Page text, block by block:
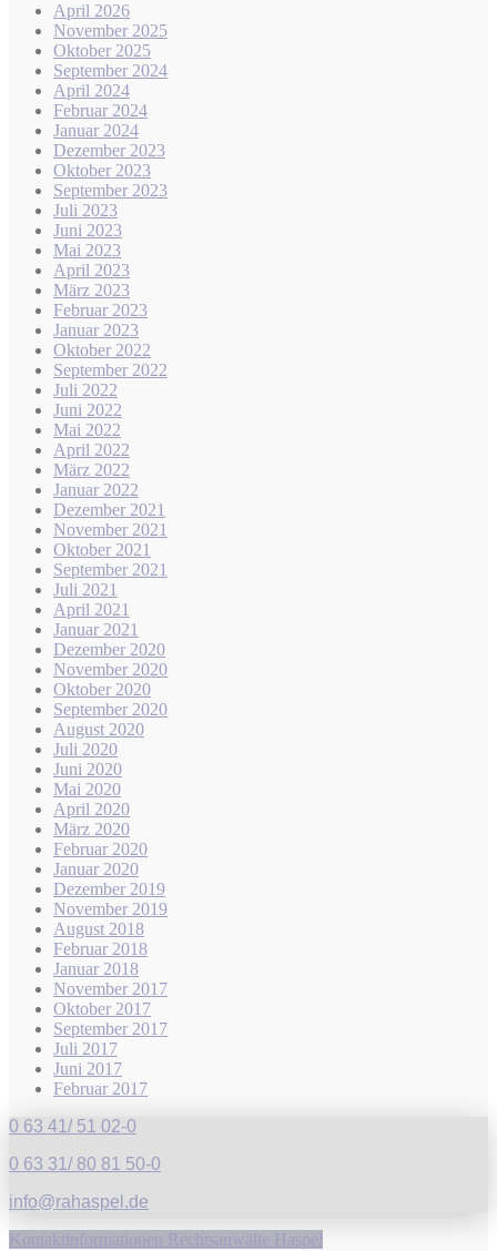
April 2026
November 2025
Oktober 2025
September 2024
April 2024
Februar 2024
Januar 2024
Dezember 2023
Oktober 2023
September 2023
Juli 2023
Juni 2023
Mai 2023
April 2023
März 2023
Februar 2023
Januar 2023
Oktober 2022
September 2022
Juli 2022
Juni 2022
Mai 2022
April 2022
März 2022
Januar 2022
Dezember 2021
November 2021
Oktober 2021
September 2021
Juli 2021
April 2021
Januar 2021
Dezember 2020
November 2020
Oktober 2020
September 2020
August 2020
Juli 2020
Juni 2020
Mai 2020
April 2020
März 2020
Februar 2020
Januar 2020
Dezember 2019
November 2019
August 2018
Februar 2018
Januar 2018
November 2017
Oktober 2017
September 2017
Juli 2017
Juni 2017
Februar 2017
0 63 41/ 51 02-0
0 63 31/ 80 81 50-0
info@rahaspel.de